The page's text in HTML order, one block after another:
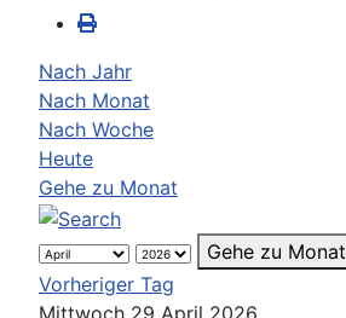
Nach Jahr
Nach Monat
Nach Woche
Heute
Gehe zu Monat
Gehe zu Monat
Vorheriger Tag
Mittwoch 29 April 2026